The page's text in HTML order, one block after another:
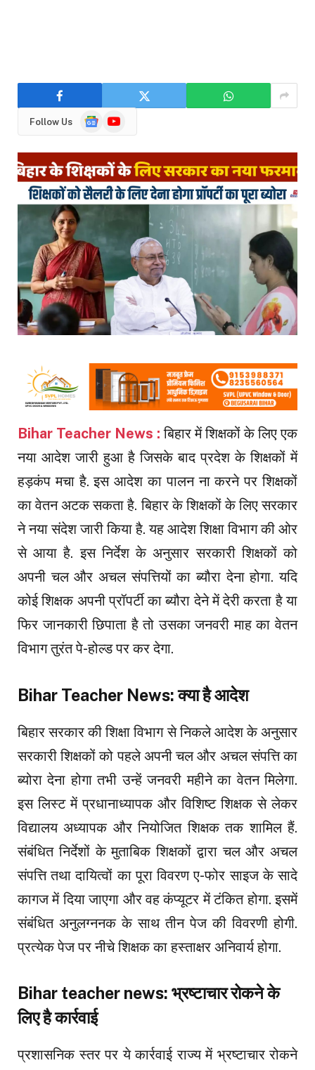
Follow Us
GoogleYouTube
Bihar Teacher News : बिहार में शिक्षकों के लिए एक
नया आदेश जारी हुआ है जिसके बाद प्रदेश के शिक्षकों में
हड़कंप मचा है. इस आदेश का पालन ना करने पर शिक्षकों
का वेतन अटक सकता है. बिहार के शिक्षकों के लिए सरकार
ने नया संदेश जारी किया है. यह आदेश शिक्षा विभाग की ओर
से आया है. इस निर्देश के अनुसार सरकारी शिक्षकों को
अपनी चल और अचल संपत्तियों का ब्यौरा देना होगा. यदि
कोई शिक्षक अपनी प्रॉपर्टी का ब्यौरा देने में देरी करता है या
फिर जानकारी छिपाता है तो उसका जनवरी माह का वेतन
विभाग तुरंत पे-होल्ड पर कर देगा.
Bihar Teacher News: क्या है आदेश
बिहार सरकार की शिक्षा विभाग से निकले आदेश के अनुसार
सरकारी शिक्षकों को पहले अपनी चल और अचल संपत्ति का
ब्योरा देना होगा तभी उन्हें जनवरी महीने का वेतन मिलेगा.
इस लिस्ट में प्रधानाध्यापक और विशिष्ट शिक्षक से लेकर
विद्यालय अध्यापक और नियोजित शिक्षक तक शामिल हैं.
संबंधित निर्देशों के मुताबिक शिक्षकों द्वारा चल और अचल
संपत्ति तथा दायित्वों का पूरा विवरण ए-फोर साइज के सादे
कागज में दिया जाएगा और वह कंप्यूटर में टंकित होगा. इसमें
संबंधित अनुलग्ननक के साथ तीन पेज की विवरणी होगी.
प्रत्येक पेज पर नीचे शिक्षक का हस्ताक्षर अनिवार्य होगा.
Bihar teacher news: भ्रष्टाचार रोकने के
लिए है कार्रवाई
प्रशासनिक स्तर पर ये कार्रवाई राज्य में भ्रष्टाचार रोकने